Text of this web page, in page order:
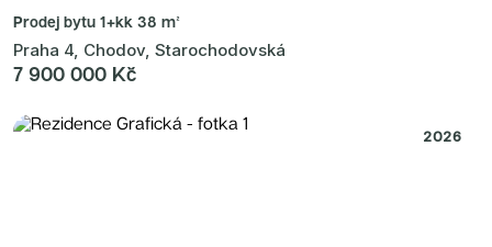
Prodej bytu 1+kk 38 m²
Praha 4, Chodov, Starochodovská
7 900 000 Kč
2026